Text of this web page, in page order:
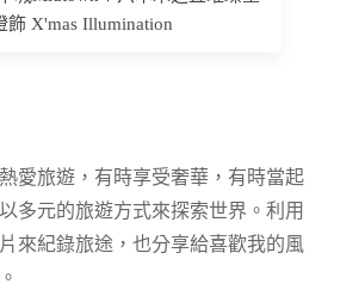
飾 X'mas Illumination
愛旅遊，有時享受奢華，有時當起
多元的旅遊方式來探索世界。利用
來紀錄旅途，也分享給喜歡我的風